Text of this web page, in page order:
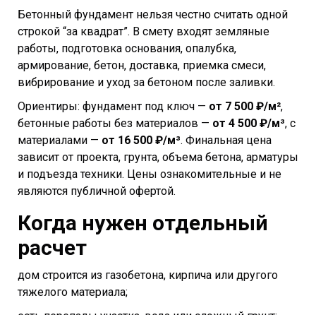
Бетонный фундамент нельзя честно считать одной
строкой “за квадрат”. В смету входят земляные
работы, подготовка основания, опалубка,
армирование, бетон, доставка, приемка смеси,
вибрирование и уход за бетоном после заливки.
Ориентиры: фундамент под ключ — от 7 500 ₽/м²,
бетонные работы без материалов — от 4 500 ₽/м³, с
материалами — от 16 500 ₽/м³. Финальная цена
зависит от проекта, грунта, объема бетона, арматуры
и подъезда техники. Цены ознакомительные и не
являются публичной офертой.
Когда нужен отдельный
расчет
дом строится из газобетона, кирпича или другого
тяжелого материала;